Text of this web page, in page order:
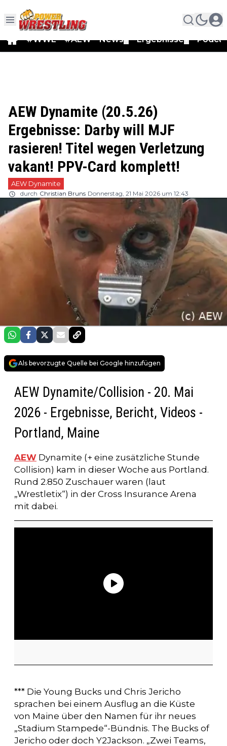
#WWE #AEW News Ergebnisse
AEW Dynamite (20.5.26)
Ergebnisse: Darby will MJF
rasieren! Titel wegen Verletzung
vakant! PPV-Card komplett!
AEW Dynamite
durch Christian Bruns Donnerstag, 21 Mai 2026 um 12:43
Als bevorzugte Quelle bei Google hinzufügen
AEW Dynamite/Collision - 20. Mai
2026 - Ergebnisse, Bericht, Videos -
Portland, Maine
AEW Dynamite (+ eine zusätzliche Stunde
Collision) kam in dieser Woche aus Portland.
Rund 2.850 Zuschauer waren (laut
„Wrestletix“) in der Cross Insurance Arena
mit dabei.
*** Die Young Bucks und Chris Jericho
sprachen bei einem Ausflug an die Küste
von Maine über den Namen für ihr neues
„Stadium Stampede“-Bündnis. The Bucks of
Jericho oder doch Y2Jackson. „Zwei Teams,